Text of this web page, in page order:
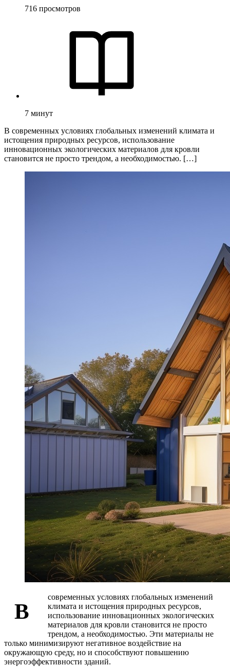
716 просмотров
7 минут
В современных условиях глобальных изменений климата и
истощения природных ресурсов, использование
инновационных экологических материалов для кровли
становится не просто трендом, а необходимостью. […]
В
современных условиях глобальных изменений
климата и истощения природных ресурсов,
использование инновационных экологических
материалов для кровли становится не просто
трендом, а необходимостью. Эти материалы не
только минимизируют негативное воздействие на
окружающую среду, но и способствуют повышению
энергоэффективности зданий.